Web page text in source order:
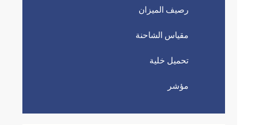
رصيف الميزان
مقياس الشاحنة
تحميل خلية
مؤشر